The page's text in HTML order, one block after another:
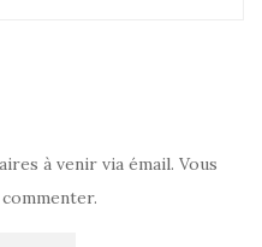
à venir via émail. Vous
commenter.